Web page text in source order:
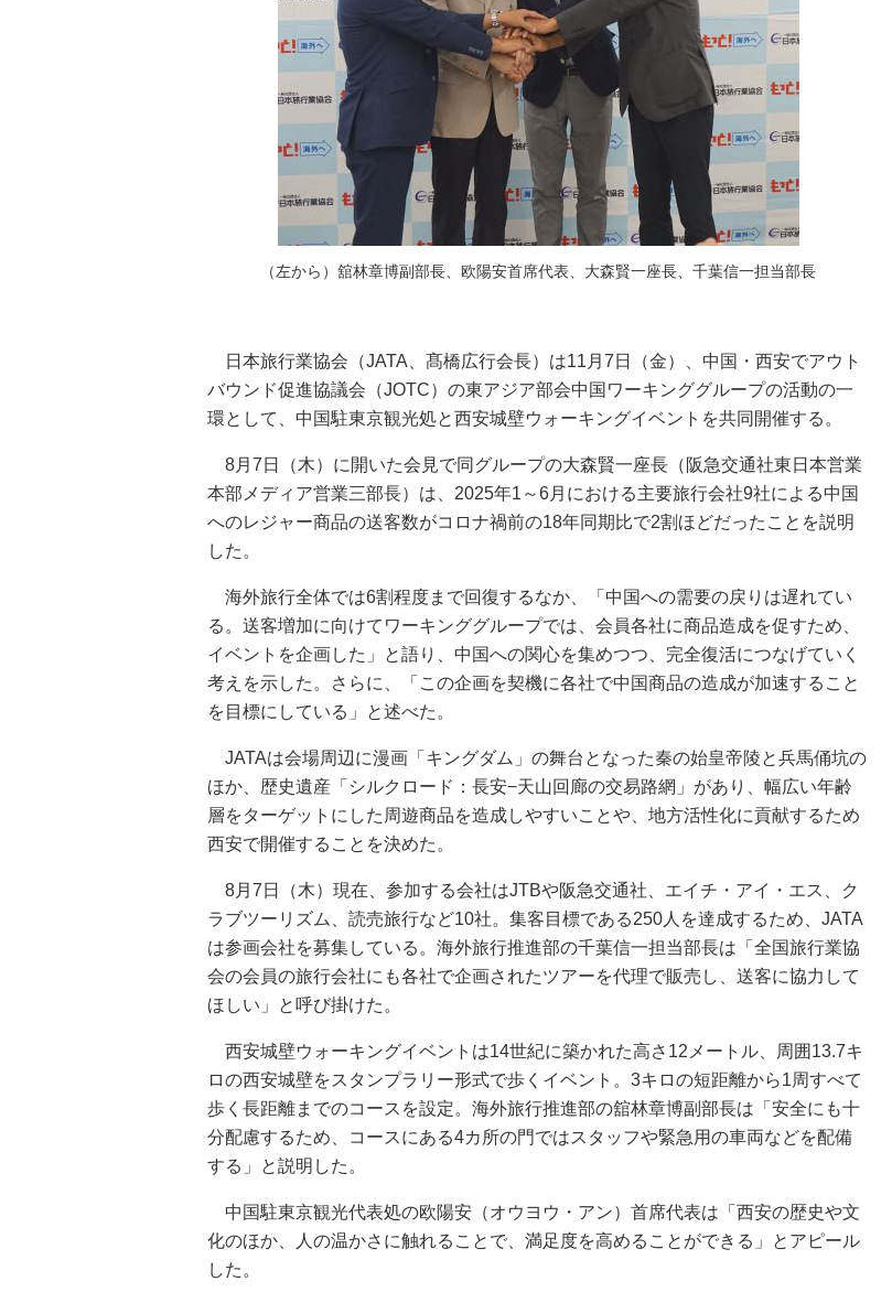
（左から）舘林章博副部長、欧陽安首席代表、大森賢一座長、千葉信一担当部長
日本旅行業協会（JATA、髙橋広行会長）は11月7日（金）、中国・西安でアウト
バウンド促進協議会（JOTC）の東アジア部会中国ワーキンググループの活動の一
環として、中国駐東京観光処と西安城壁ウォーキングイベントを共同開催する。
8月7日（木）に開いた会見で同グループの大森賢一座長（阪急交通社東日本営業
本部メディア営業三部長）は、2025年1～6月における主要旅行会社9社による中国
へのレジャー商品の送客数がコロナ禍前の18年同期比で2割ほどだったことを説明
した。
海外旅行全体では6割程度まで回復するなか、「中国への需要の戻りは遅れてい
る。送客増加に向けてワーキンググループでは、会員各社に商品造成を促すため、
イベントを企画した」と語り、中国への関心を集めつつ、完全復活につなげていく
考えを示した。さらに、「この企画を契機に各社で中国商品の造成が加速すること
を目標にしている」と述べた。
JATAは会場周辺に漫画「キングダム」の舞台となった秦の始皇帝陵と兵馬俑坑の
ほか、歴史遺産「シルクロード：長安−天山回廊の交易路網」があり、幅広い年齢
層をターゲットにした周遊商品を造成しやすいことや、地方活性化に貢献するため
西安で開催することを決めた。
8月7日（木）現在、参加する会社はJTBや阪急交通社、エイチ・アイ・エス、ク
ラブツーリズム、読売旅行など10社。集客目標である250人を達成するため、JATA
は参画会社を募集している。海外旅行推進部の千葉信一担当部長は「全国旅行業協
会の会員の旅行会社にも各社で企画されたツアーを代理で販売し、送客に協力して
ほしい」と呼び掛けた。
西安城壁ウォーキングイベントは14世紀に築かれた高さ12メートル、周囲13.7キ
ロの西安城壁をスタンプラリー形式で歩くイベント。3キロの短距離から1周すべて
歩く長距離までのコースを設定。海外旅行推進部の舘林章博副部長は「安全にも十
分配慮するため、コースにある4カ所の門ではスタッフや緊急用の車両などを配備
する」と説明した。
中国駐東京観光代表処の欧陽安（オウヨウ・アン）首席代表は「西安の歴史や文
化のほか、人の温かさに触れることで、満足度を高めることができる」とアピール
した。